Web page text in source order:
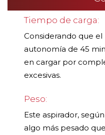
Tiempo de carga:
Considerando que
autonomía de 45
en cargar por
excesivas.
Peso:
Este aspirador,
algo más pesado